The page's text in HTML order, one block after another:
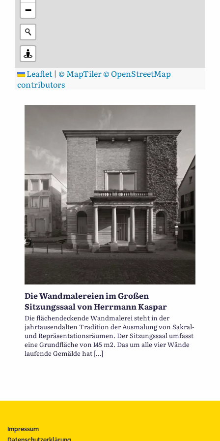
−
Leaflet | © MapTiler© OpenStreetMap
contributors
Die Wandmalereien im Großen
Sitzungssaal von Herrmann Kaspar
Die flächendeckende Wandmalerei steht in der
jahrtausendalten Tradition der Ausmalung von Sakral-
und Repräsentationsräumen. Der Sitzungssaal umfasst
eine Grundfläche von 145 m2. Das um alle vier Wände
laufende Gemälde hat […]
Impressum